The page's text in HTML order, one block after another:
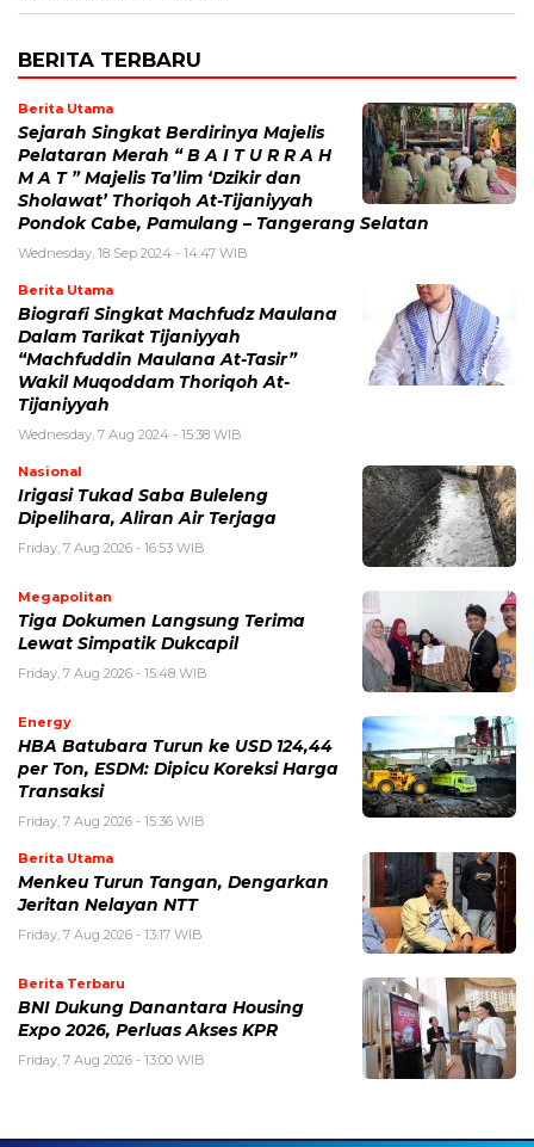
BERITA TERBARU
Berita Utama
Sejarah Singkat Berdirinya Majelis
Pelataran Merah “ B A I T U R R A H
M A T ” Majelis Ta’lim ‘Dzikir dan
Sholawat’ Thoriqoh At-Tijaniyyah
Pondok Cabe, Pamulang – Tangerang Selatan
Wednesday, 18 Sep 2024 - 14:47 WIB
Berita Utama
Biografi Singkat Machfudz Maulana
Dalam Tarikat Tijaniyyah
“Machfuddin Maulana At-Tasir”
Wakil Muqoddam Thoriqoh At-
Tijaniyyah
Wednesday, 7 Aug 2024 - 15:38 WIB
Nasional
Irigasi Tukad Saba Buleleng
Dipelihara, Aliran Air Terjaga
Friday, 7 Aug 2026 - 16:53 WIB
Megapolitan
Tiga Dokumen Langsung Terima
Lewat Simpatik Dukcapil
Friday, 7 Aug 2026 - 15:48 WIB
Energy
HBA Batubara Turun ke USD 124,44
per Ton, ESDM: Dipicu Koreksi Harga
Transaksi
Friday, 7 Aug 2026 - 15:36 WIB
Berita Utama
Menkeu Turun Tangan, Dengarkan
Jeritan Nelayan NTT
Friday, 7 Aug 2026 - 13:17 WIB
Berita Terbaru
BNI Dukung Danantara Housing
Expo 2026, Perluas Akses KPR
Friday, 7 Aug 2026 - 13:00 WIB